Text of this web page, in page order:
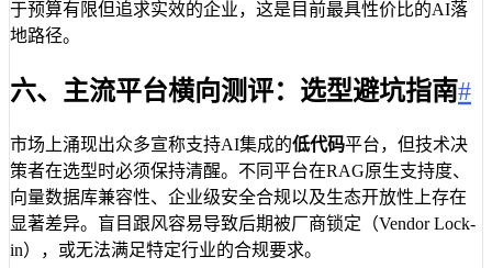
于预算有限但追求实效的企业，这是目前最具性价比的AI落
地路径。
六、主流平台横向测评：选型避坑指南#
市场上涌现出众多宣称支持AI集成的低代码平台，但技术决
策者在选型时必须保持清醒。不同平台在RAG原生支持度、
向量数据库兼容性、企业级安全合规以及生态开放性上存在
显著差异。盲目跟风容易导致后期被厂商锁定（Vendor Lock-
in），或无法满足特定行业的合规要求。